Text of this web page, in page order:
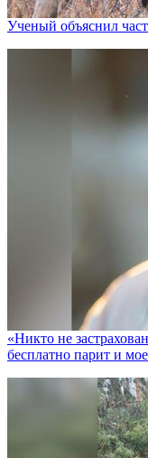
Ученый объяснил
«Никто не
бесплатно парит и